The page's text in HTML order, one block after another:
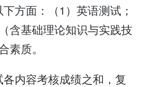
方面：（1）英语测试；
含基础理论知识与实践技
素质。
内容考核成绩之和，复